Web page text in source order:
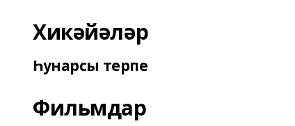
Хикәйәләр
Һунарсы терпе
Фильмдар